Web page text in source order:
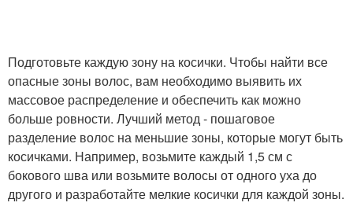
Подготовьте каждую зону на косички. Чтобы найти все
опасные зоны волос, вам необходимо выявить их
массовое распределение и обеспечить как можно
больше ровности. Лучший метод - пошаговое
разделение волос на меньшие зоны, которые могут быть
косичками. Например, возьмите каждый 1,5 см с
бокового шва или возьмите волосы от одного уха до
другого и разработайте мелкие косички для каждой зоны.